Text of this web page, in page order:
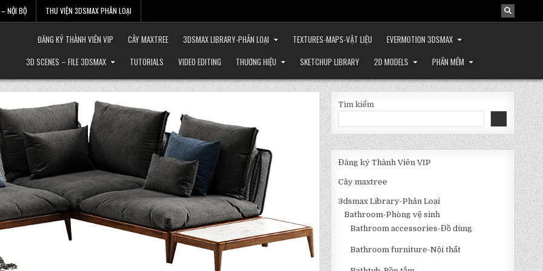
NỘI BỘ THƯ VIỆN 3DSMAX PHÂN LOẠI
ĐĂNG KÝ THÀNH VIÊN VIP CÂY MAXTREE 3DSMAX LIBRARY-PHÂN LOẠI TEXTURES-MAPS-VẬT LIỆU
EVERMOTION 3DSMAX
3D SCENES – FILE 3DSMAX
TUTORIALS VIDEO EDITING THƯƠNG HIỆU SKETCHUP LIBRARY 2D MODELS PHẦN MỀM
Tìm kiếm
Đăng ký Thành Viên VIP
Cây maxtree
3dsmax Library-Phân Loại
Bathroom-Phòng vệ sinh
Bathroom accessories-Đồ dùng
Bathroom furniture-Nội thất